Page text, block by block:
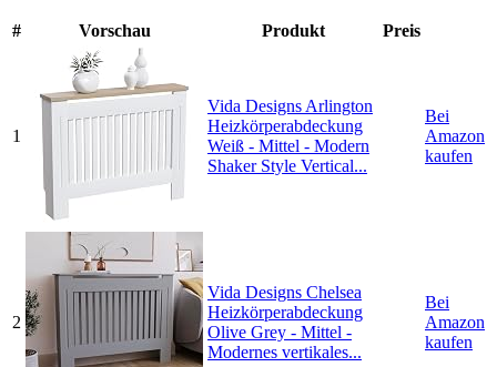
# Vorschau Produkt Preis
1
Vida Designs Arlington
Heizkörperabdeckung
Weiß - Mittel - Modern
Shaker Style Vertical...
Bei
Amazon
kaufen
2
Vida Designs Chelsea
Heizkörperabdeckung
Olive Grey - Mittel -
Modernes vertikales...
Bei
Amazon
kaufen